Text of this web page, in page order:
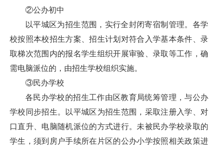
②公办初中
以平城区为招生范围，实行全封闭寄宿制管理。各学
校按照本校招生方案、招生计划对符合入学基本条件、录
取梯次范围内的报名学生组织开展审验、录取等工作，确
需电脑派位的，由招生学校组织实施。
③民办学校
各民办学校的招生工作由区教育局统筹管理，与公办
学校同步招生。以平城区为招生范围，采取注册入学、对
口直升、电脑随机派位的方式进行。未被民办学校录取的
学生，须到房户手续所在片区的公办小学按照相关政策进